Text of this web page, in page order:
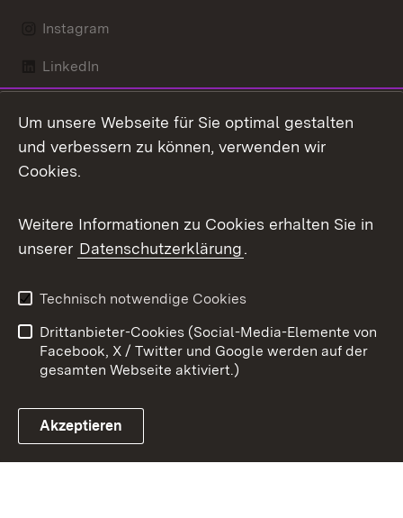
Instagram
LinkedIn
X / Twitter
Youtube
Link zum Landesportal
Kontakt
Datenschutz
Barrierefreiheit
Impressum
Cookies
Um unsere Webseite für Sie optimal gestalten
und verbessern zu können, verwenden wir
Cookies.
Weitere Informationen zu Cookies erhalten Sie in
unserer Datenschutzerklärung.
Technisch notwendige Cookies
Drittanbieter-Cookies (Social-Media-Elemente von
Facebook, X / Twitter und Google werden auf der
gesamten Webseite aktiviert.)
Akzeptieren